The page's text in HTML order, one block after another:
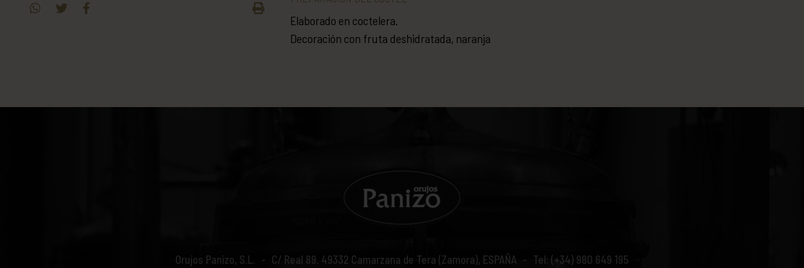
Elaborado en coctelera.
Decoración con fruta deshidratada, naranja
Orujos Panizo, S.L. C/ Real 89. 49332 Camarzana de Tera (Zamora), ESPAÑA Tel: (+34) 980 649 195